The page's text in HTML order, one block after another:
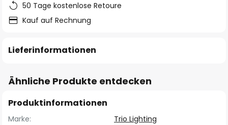
50 Tage kostenlose Retoure
Kauf auf Rechnung
Lieferinformationen
Ähnliche Produkte entdecken
Produktinformationen
Marke:
Trio Lighting